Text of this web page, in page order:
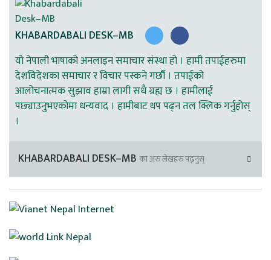
KHABARDABALI DESK–MB
यो नेपाली भाषाको अनलाइन समाचार संस्था हो । हामी तपाईहरुमा
देशविदेशका समाचार र विचार पस्कने गर्छौ । तपाईको
आलोचनात्मक सुझाव हाम्रा लागी सधै ग्रह्य छ । हामीलाई
पछ्याउनुभएकोमा धन्यवाद । हामीबाट थप पढ्न तल क्लिक गर्नुहोस्
।
KHABARDABALI DESK–MB का अरु लेखहरु पढ्नुस्